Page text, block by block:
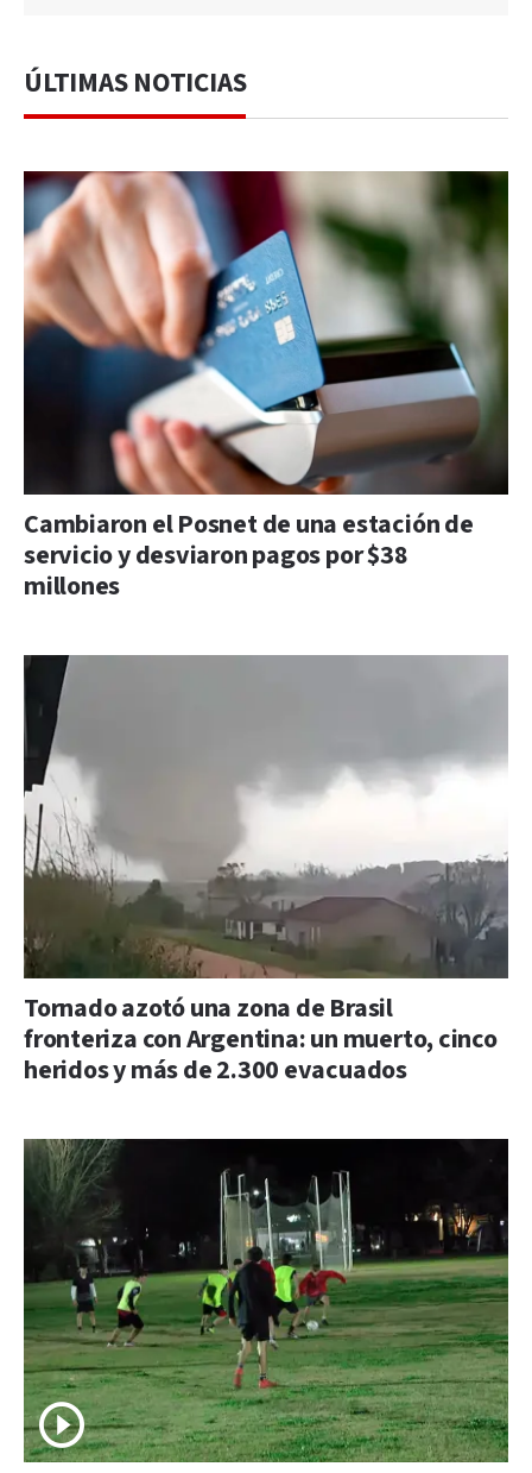
ÚLTIMAS NOTICIAS
Cambiaron el Posnet de una estación de
servicio y desviaron pagos por $38
millones
Tornado azotó una zona de Brasil
fronteriza con Argentina: un muerto, cinco
heridos y más de 2.300 evacuados